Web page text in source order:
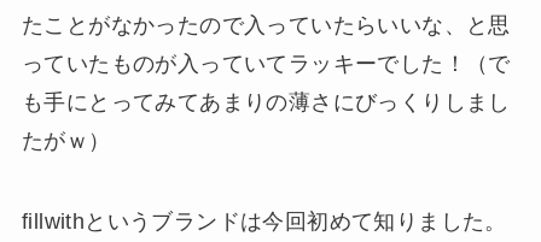
たことがなかったので入っていたらいいな、と思
っていたものが入っていてラッキーでした！（で
も手にとってみてあまりの薄さにびっくりしまし
たがｗ）
fillwithというブランドは今回初めて知りました。